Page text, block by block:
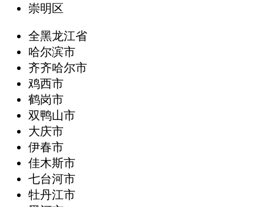
崇明区
全黑龙江省
哈尔滨市
齐齐哈尔市
鸡西市
鹤岗市
双鸭山市
大庆市
伊春市
佳木斯市
七台河市
牡丹江市